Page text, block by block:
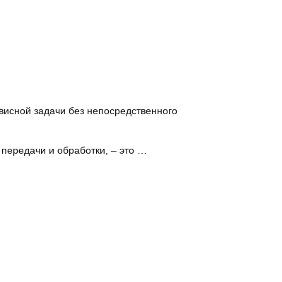
задачи без непосредственного
и обработки, – это …